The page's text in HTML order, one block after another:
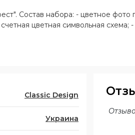
Состав набора: - цветное
цветная символьная
Classic Design
Украина